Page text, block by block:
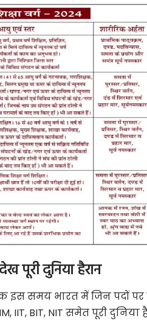
दुनिया हैरान
समय भारत में जिन पदों पर
IIT, BIT, NIT समेत पूरी